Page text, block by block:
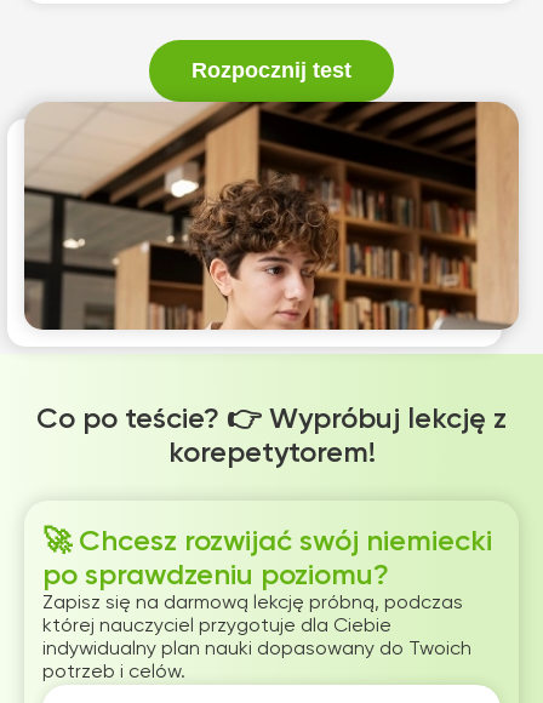
Rozpocznij test
Co po teście? 👉 Wypróbuj lekcję z
korepetytorem!
🚀 Chcesz rozwijać swój niemiecki
po sprawdzeniu poziomu?
Zapisz się na darmową lekcję próbną, podczas
której nauczyciel przygotuje dla Ciebie
indywidualny plan nauki dopasowany do Twoich
potrzeb i celów.